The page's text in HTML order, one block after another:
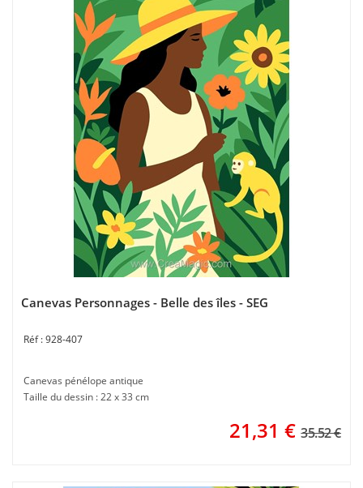
Canevas Personnages - Belle des îles - SEG
928-407
Canevas pénélope antique
Taille du dessin : 22 x 33 cm
21,31 € 35.52 €